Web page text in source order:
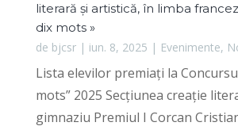
literară și artistică, în limba
dix mots »
de bjcsr| iun. 8, 2025 | Evenimente,
Lista elevilor premiați la
mots” 2025 Secțiunea creație
gimnaziu Premiul I Corcan